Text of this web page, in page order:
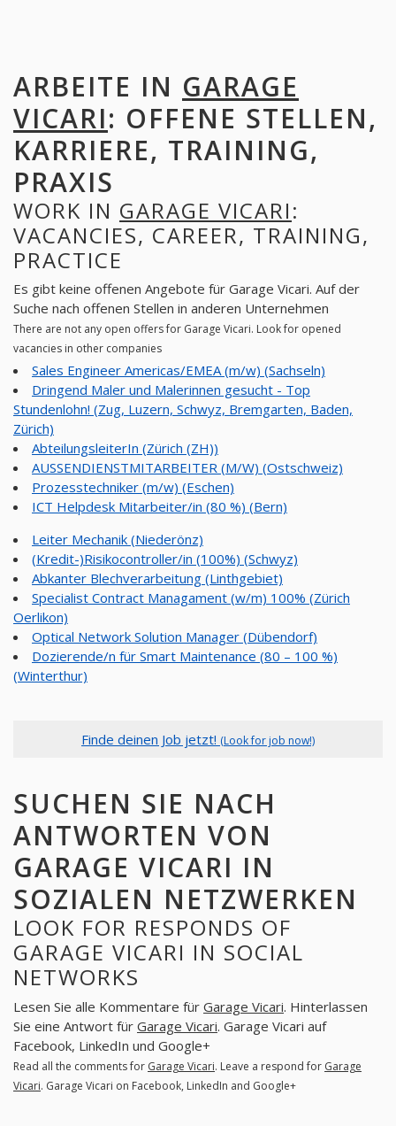
ARBEITE IN GARAGE
VICARI: OFFENE STELLEN,
KARRIERE, TRAINING,
PRAXIS
WORK IN GARAGE VICARI:
VACANCIES, CAREER, TRAINING,
PRACTICE
Es gibt keine offenen Angebote für Garage Vicari. Auf der
Suche nach offenen Stellen in anderen Unternehmen
There are not any open offers for Garage Vicari. Look for opened
vacancies in other companies
Sales Engineer Americas/EMEA (m/w) (Sachseln)
Dringend Maler und Malerinnen gesucht - Top
Stundenlohn! (Zug, Luzern, Schwyz, Bremgarten, Baden,
Zürich)
AbteilungsleiterIn (Zürich (ZH))
AUSSENDIENSTMITARBEITER (M/W) (Ostschweiz)
Prozesstechniker (m/w) (Eschen)
ICT Helpdesk Mitarbeiter/in (80 %) (Bern)
Leiter Mechanik (Niederönz)
(Kredit-)Risikocontroller/in (100%) (Schwyz)
Abkanter Blechverarbeitung (Linthgebiet)
Specialist Contract Managament (w/m) 100% (Zürich
Oerlikon)
Optical Network Solution Manager (Dübendorf)
Dozierende/n für Smart Maintenance (80 – 100 %)
(Winterthur)
Finde deinen Job jetzt! (Look for job now!)
SUCHEN SIE NACH
ANTWORTEN VON
GARAGE VICARI IN
SOZIALEN NETZWERKEN
LOOK FOR RESPONDS OF
GARAGE VICARI IN SOCIAL
NETWORKS
Lesen Sie alle Kommentare für Garage Vicari. Hinterlassen
Sie eine Antwort für Garage Vicari. Garage Vicari auf
Facebook, LinkedIn und Google+
Read all the comments for Garage Vicari. Leave a respond for Garage
Vicari. Garage Vicari on Facebook, LinkedIn and Google+